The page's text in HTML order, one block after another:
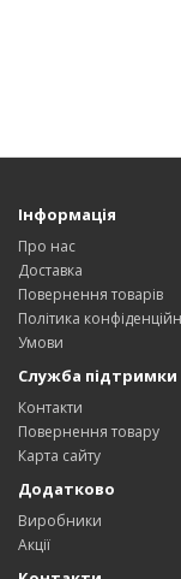
Інформація
Про нас
Доставка
Повернення товарів
Політика
Умови
Служба підтримки
Контакти
Повернення товару
Карта сайту
Додатково
Виробники
Акції